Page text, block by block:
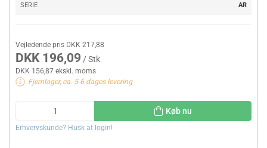
SERIE
AR
Vejledende pris DKK 217,88
DKK 196,09 / Stk
DKK 156,87 ekskl. moms
Fjernlager, ca. 5-6 dages levering
Køb nu
Erhvervskunde? Husk at login!